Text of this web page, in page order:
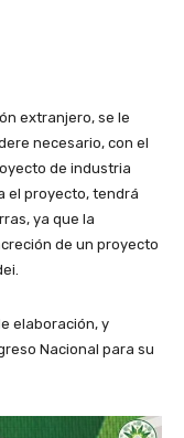
extranjero, se le
necesario, con el
de industria
el proyecto, tendrá
ya que la
de un proyecto
elaboración, y
Nacional para su